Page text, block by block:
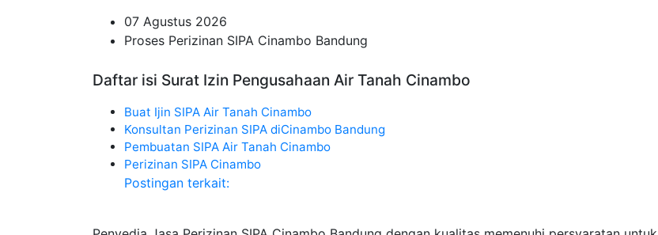
07 Agustus 2026
Proses Perizinan SIPA Cinambo Bandung
Daftar isi Surat Izin Pengusahaan Air Tanah Cinambo
Buat Ijin SIPA Air Tanah Cinambo
Konsultan Perizinan SIPA diCinambo Bandung
Pembuatan SIPA Air Tanah Cinambo
Perizinan SIPA Cinambo
Postingan terkait: